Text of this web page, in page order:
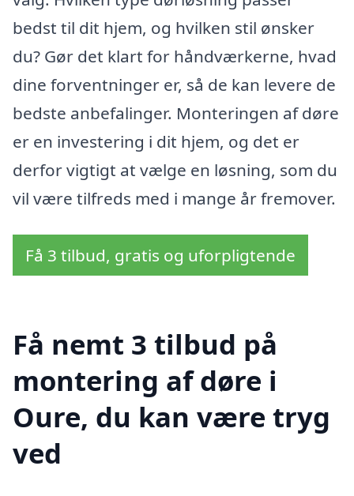
bedst til dit hjem, og hvilken stil ønsker
du? Gør det klart for håndværkerne, hvad
dine forventninger er, så de kan levere de
bedste anbefalinger. Monteringen af døre
er en investering i dit hjem, og det er
derfor vigtigt at vælge en løsning, som du
vil være tilfreds med i mange år fremover.
Få 3 tilbud, gratis og uforpligtende
Få nemt 3 tilbud på
montering af døre i
Oure, du kan være tryg
ved